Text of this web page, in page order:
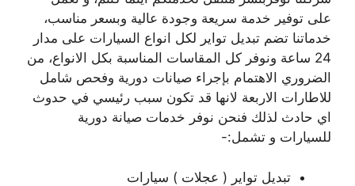
على توفير خدمة سريعة وجودة عالية وبسعر مناسب،
خدماتنا تضم تبديل تواير لكل انواع السيارات على مدار
24 ساعة ونوفر كل المقاسات المناسبة بكل الانواع، من
الضروري الاهتمام بإجراء صيانات دورية وفحص شامل
للاطارات الاربعة لانها قد تكون سبب رئيسي في حدوث
اي حادث لذلك فنحن نوفر خدمات صيانة دورية
للسيارات و تشمل:-
تبديل تواير ( عجلات ) سيارات